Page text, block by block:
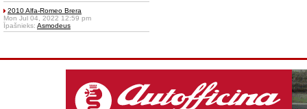
2010 Alfa-Romeo Brera
Mon Jul 04, 2022 12:59 pm
Īpašnieks: Asmodeus